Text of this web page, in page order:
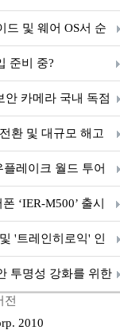
드 및 웨어 OS서 순
준비 중?
안 카메라 국내 독점
환 및 대규모 해고
레이크 월드 투어
‘IER-M500’ 출시
'트레인히로익' 인
투명성 강화를 위한
전
2010